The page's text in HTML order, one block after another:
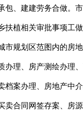
包、建建劳务合做。
扶植相关审批事项工
市规划区范图内的房
办理、房产测绘办理
档案办理、房地产中
卖合同网签存案、房